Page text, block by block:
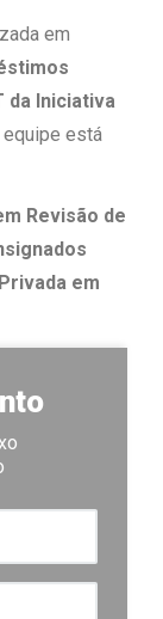
em
da Iniciativa
equipe está
Revisão de
em